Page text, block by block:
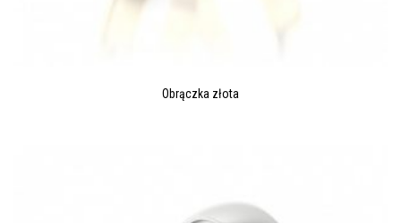
Obrączka złota